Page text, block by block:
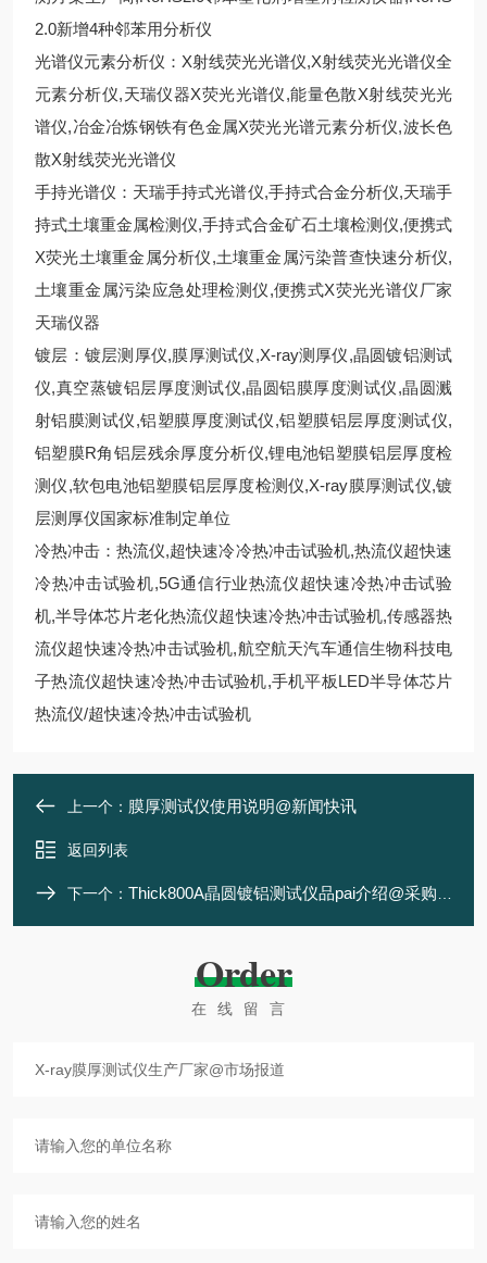
2.0新增4种邻苯用分析仪
光谱仪元素分析仪：X射线荧光光谱仪,X射线荧光光谱仪全
元素分析仪,天瑞仪器X荧光光谱仪,能量色散X射线荧光光
谱仪,冶金冶炼钢铁有色金属X荧光光谱元素分析仪,波长色
散X射线荧光光谱仪
手持光谱仪：天瑞手持式光谱仪,手持式合金分析仪,天瑞手
持式土壤重金属检测仪,手持式合金矿石土壤检测仪,便携式
X荧光土壤重金属分析仪,土壤重金属污染普查快速分析仪,
土壤重金属污染应急处理检测仪,便携式X荧光光谱仪厂家
天瑞仪器
镀层：镀层测厚仪,膜厚测试仪,X-ray测厚仪,晶圆镀铝测试
仪,真空蒸镀铝层厚度测试仪,晶圆铝膜厚度测试仪,晶圆溅
射铝膜测试仪,铝塑膜厚度测试仪,铝塑膜铝层厚度测试仪,
铝塑膜R角铝层残余厚度分析仪,锂电池铝塑膜铝层厚度检
测仪,软包电池铝塑膜铝层厚度检测仪,X-ray膜厚测试仪,镀
层测厚仪国家标准制定单位
冷热冲击：热流仪,超快速冷冷热冲击试验机,热流仪超快速
冷热冲击试验机,5G通信行业热流仪超快速冷热冲击试验
机,半导体芯片老化热流仪超快速冷热冲击试验机,传感器热
流仪超快速冷热冲击试验机,航空航天汽车通信生物科技电
子热流仪超快速冷热冲击试验机,手机平板LED半导体芯片
热流仪/超快速冷热冲击试验机
上一个： 膜厚测试仪使用说明@新闻快讯
返回列表
下一个： Thick800A晶圆镀铝测试仪品pai介绍@采购热点
Order
在线留言